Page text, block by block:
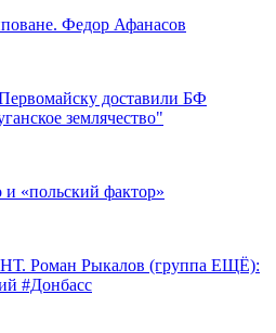
Федор Афанасов
доставили БФ
землячество"
и «польский фактор»
Роман Рыкалов (группа ЕЩЁ):
#Донбасс